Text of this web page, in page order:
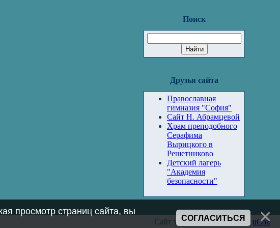
Поиск
Друзья сайта
Православная
гимназия "София"
Сайт Н. Абрамцевой
Храм преподобного
Серафима
Вырицкого в
Решетниково
Детский лагерь
"Академия
безопасности"
Сайт управляется системой uCoz
просмотр страниц сайта, вы
СОГЛАСИТЬСЯ